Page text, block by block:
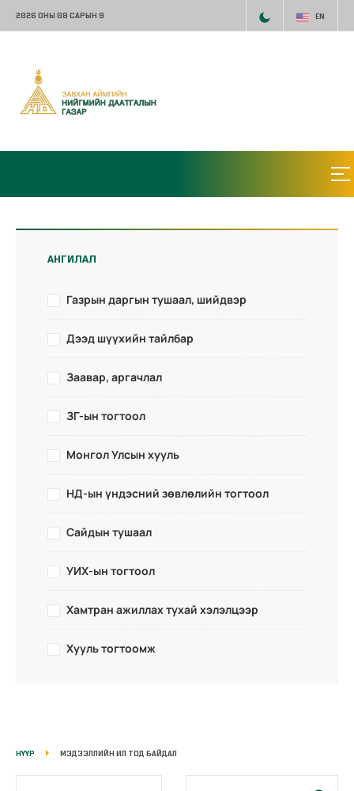
2026 ОНЫ 08 САРЫН 9 EN
АНГИЛАЛ
Газрын даргын тушаал, шийдвэр
Дээд шүүхийн тайлбар
Заавар, аргачлал
ЗГ-ын тогтоол
Монгол Улсын хууль
НД-ын үндэсний зөвлөлийн тогтоол
Сайдын тушаал
УИХ-ын тогтоол
Хамтран ажиллах тухай хэлэлцээр
Хууль тогтоомж
НҮҮР МЭДЭЭЛЛИЙН ИЛ ТОД БАЙДАЛ